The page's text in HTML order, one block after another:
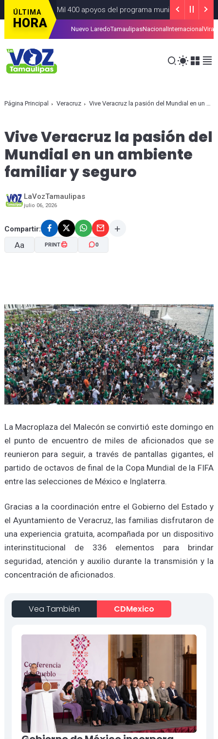
ÚLTIMA
HORA
más de 4 Mil 400 apoyos del programa municipal “Mamá
la tarjeta de la Regio Ruta ALCALDIASAGOSTO 07, 2026
Nuevo LaredoTamaulipasNacional Internacional Viral
Página Principal Veracruz Vive Veracruz la pasión del Mundial en un ambiente familiar y seguro
Vive Veracruz la pasión del
Mundial en un ambiente
familiar y seguro
LaVozTamaulipas
julio 06, 2026
Compartir:
Aa PRINT 0
La Macroplaza del Malecón se convirtió este domingo en
el punto de encuentro de miles de aficionados que se
reunieron para seguir, a través de pantallas gigantes, el
partido de octavos de final de la Copa Mundial de la FIFA
entre las selecciones de México e Inglaterra.
Gracias a la coordinación entre el Gobierno del Estado y
el Ayuntamiento de Veracruz, las familias disfrutaron de
una experiencia gratuita, acompañada por un dispositivo
interinstitucional de 336 elementos para brindar
seguridad, atención y auxilio durante la transmisión y la
concentración de aficionados.
Vea También CDMexico